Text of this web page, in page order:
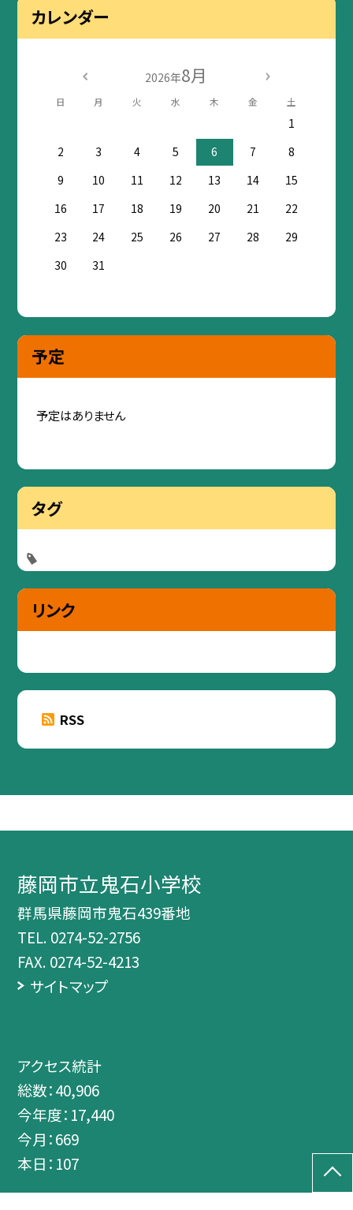
カレンダー
2026年8月
日 月 火 水 木 金 土
1
2
3 4 5 6 7
8
9
10 11 12 13 14
15
16
17 18 19 20 21
22
23
24 25 26 27 28
29
30
31
予定
予定はありません
タグ
リンク
RSS
藤岡市立鬼石小学校
群馬県藤岡市鬼石439番地
TEL. 0274-52-2756
FAX. 0274-52-4213
サイトマップ
アクセス統計
総数：40,906
今年度： 17,440
今月：669
本日： 107